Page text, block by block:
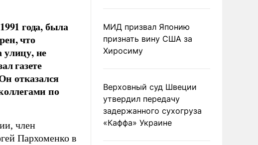
года, была
что
улицу, не
газете
отказался
по
член
Пархоменко в
МИД призвал Японию
признать вину США за
Хиросиму
Верховный суд Швеции
утвердил передачу
задержанного сухогруза
«Каффа» Украине